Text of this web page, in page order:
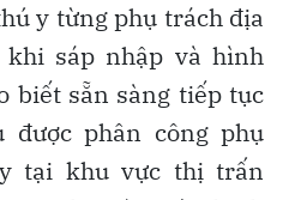
y từng phụ trách địa
sáp nhập và hình
biết sẵn sàng tiếp tục
phân công phụ
tại khu vực thị trấn